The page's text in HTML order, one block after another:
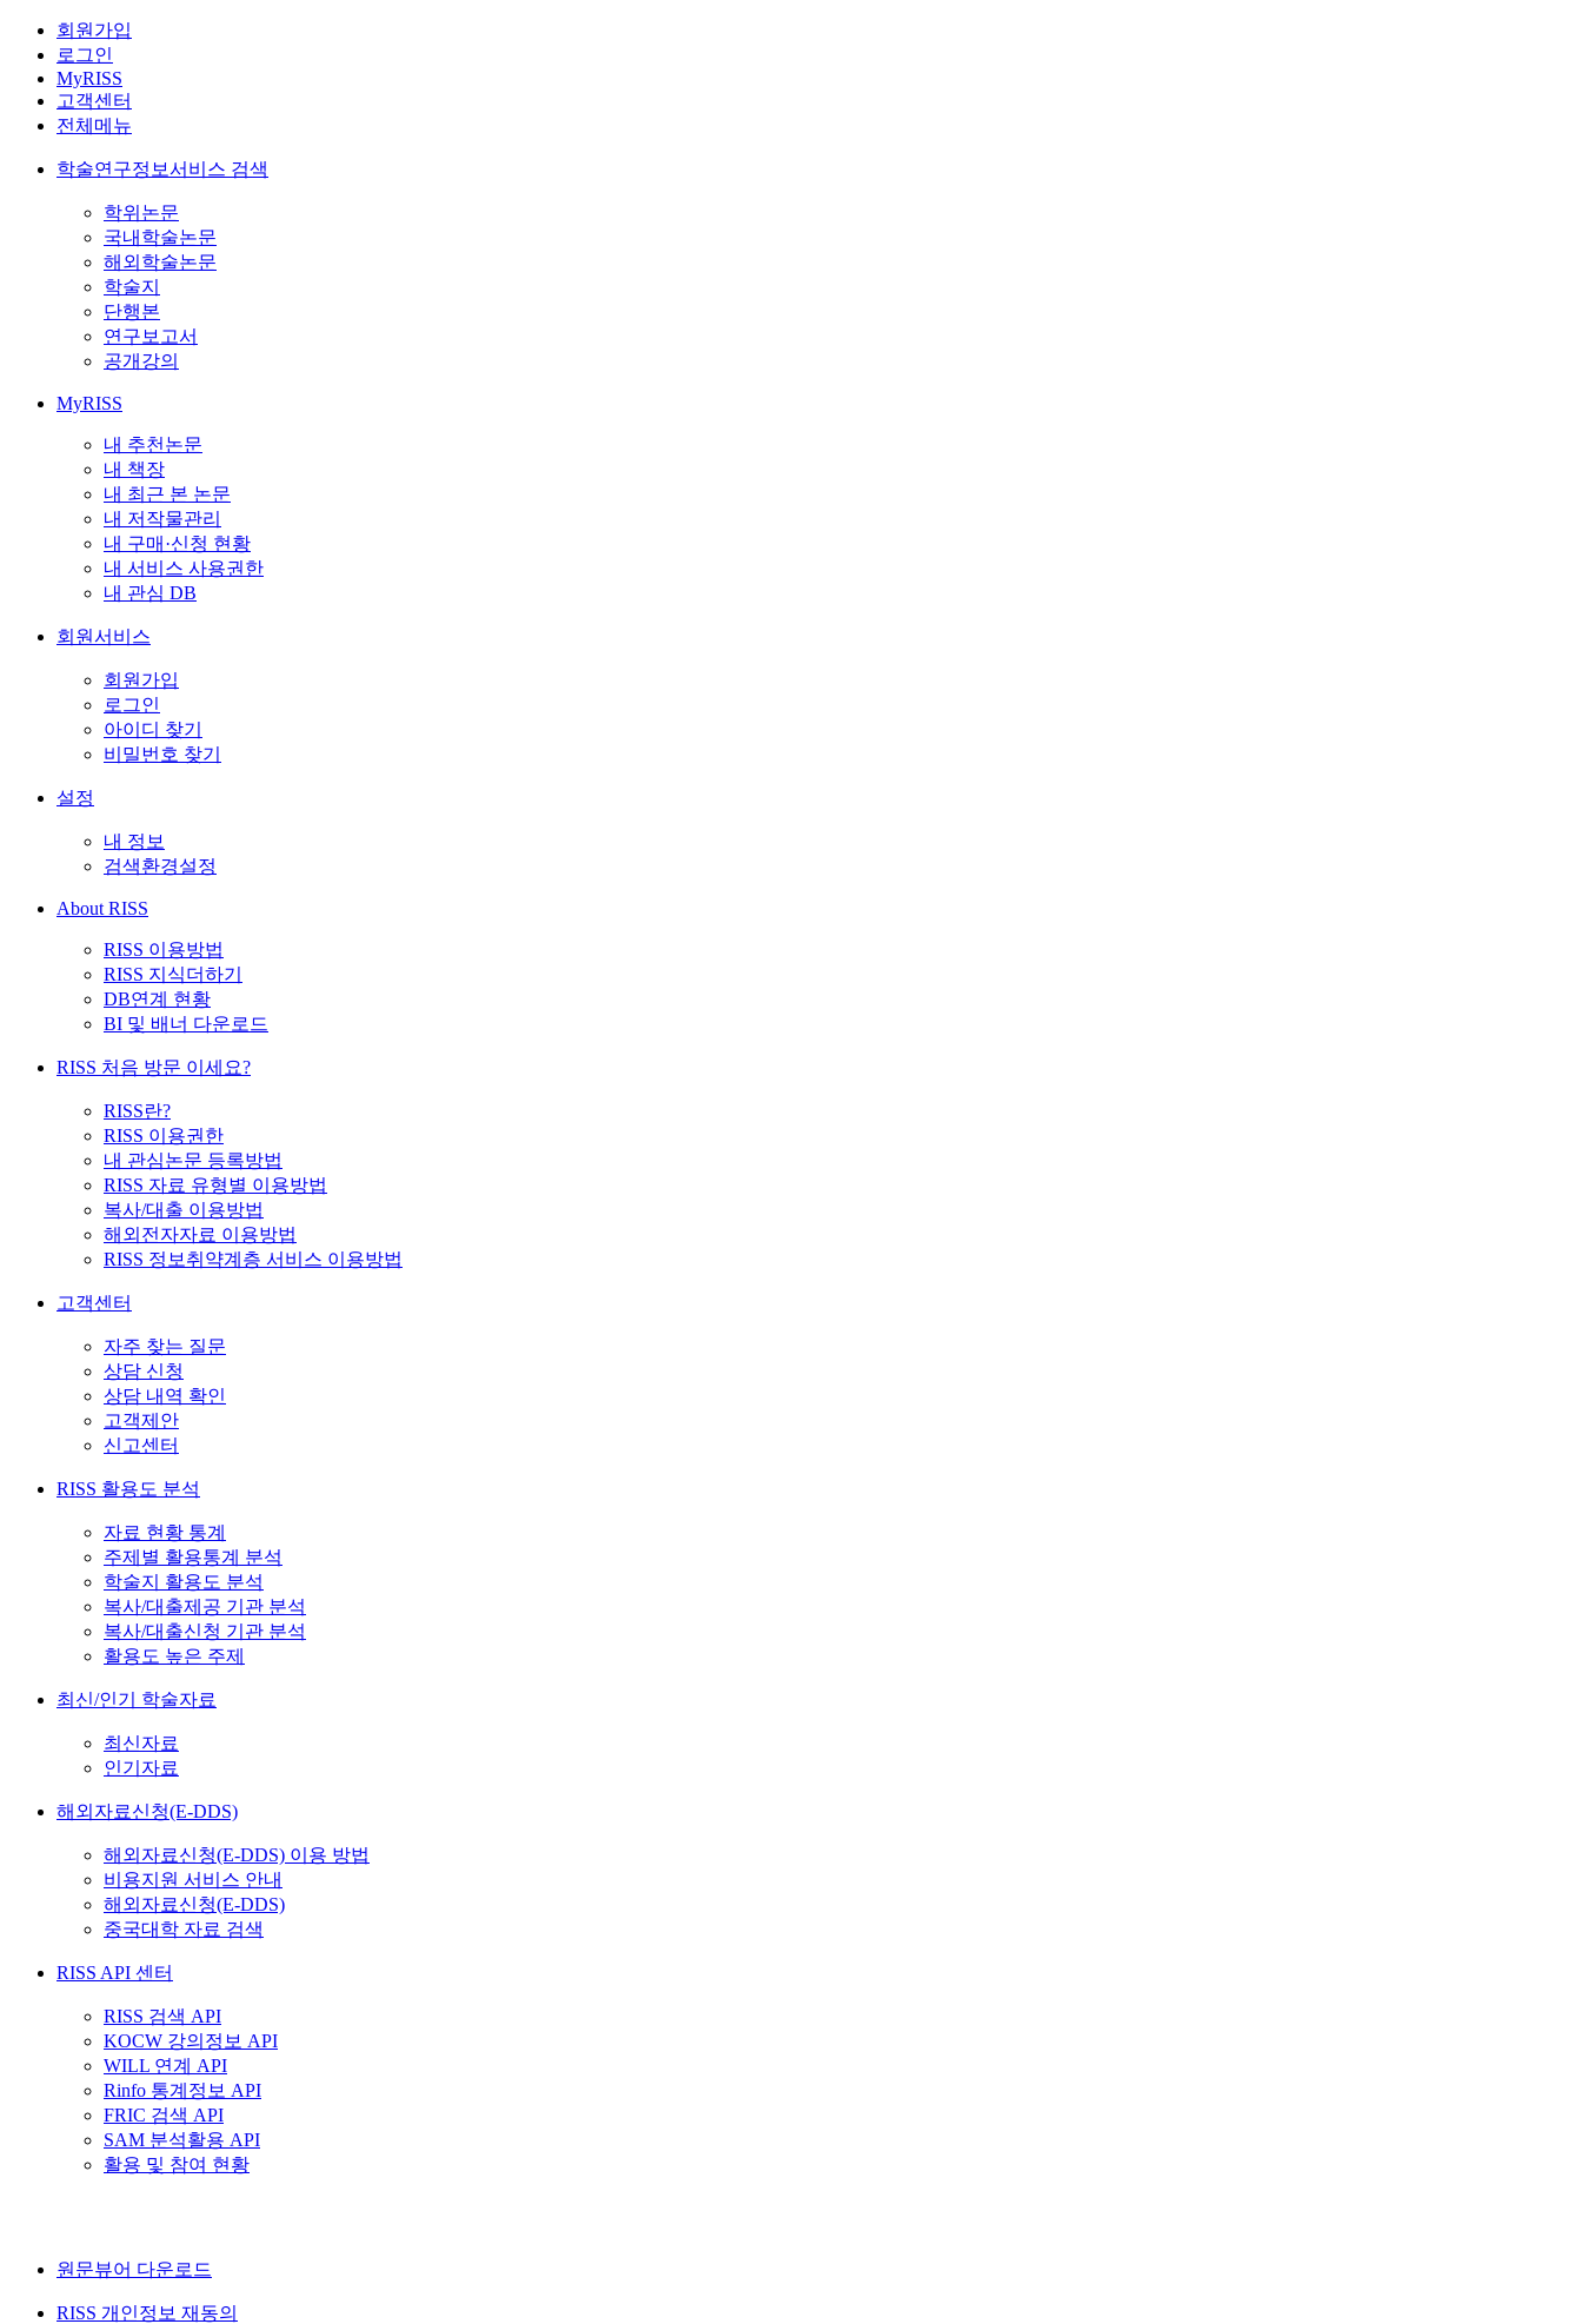
회원가입
로그인
MyRISS
고객센터
전체메뉴
학술연구정보서비스 검색
학위논문
국내학술논문
해외학술논문
학술지
단행본
연구보고서
공개강의
MyRISS
내 추천논문
내 책장
내 최근 본 논문
내 저작물관리
내 구매·신청 현황
내 서비스 사용권한
내 관심 DB
회원서비스
회원가입
로그인
아이디 찾기
비밀번호 찾기
설정
내 정보
검색환경설정
About RISS
RISS 이용방법
RISS 지식더하기
DB연계 현황
BI 및 배너 다운로드
RISS 처음 방문 이세요?
RISS란?
RISS 이용권한
내 관심논문 등록방법
RISS 자료 유형별 이용방법
복사/대출 이용방법
해외전자자료 이용방법
RISS 정보취약계층 서비스 이용방법
고객센터
자주 찾는 질문
상담 신청
상담 내역 확인
고객제안
신고센터
RISS 활용도 분석
자료 현황 통계
주제별 활용통계 분석
학술지 활용도 분석
복사/대출제공 기관 분석
복사/대출신청 기관 분석
활용도 높은 주제
최신/인기 학술자료
최신자료
인기자료
해외자료신청(E-DDS)
해외자료신청(E-DDS) 이용 방법
비용지원 서비스 안내
해외자료신청(E-DDS)
중국대학 자료 검색
RISS API 센터
RISS 검색 API
KOCW 강의정보 API
WILL 연계 API
Rinfo 통계정보 API
FRIC 검색 API
SAM 분석활용 API
활용 및 참여 현황
원문뷰어 다운로드
RISS 개인정보 재동의